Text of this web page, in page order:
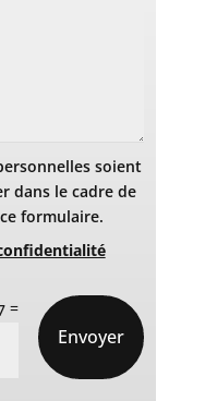
soient
dans le cadre de
formulaire.
=
Envoyer